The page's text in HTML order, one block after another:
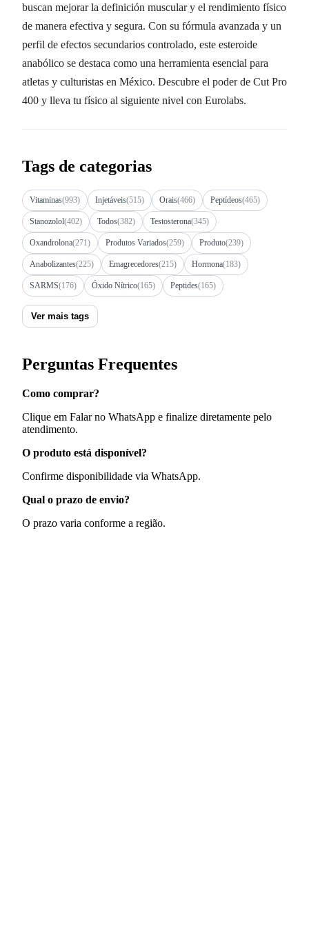
buscan mejorar la definición muscular y el rendimiento físico
de manera efectiva y segura. Con su fórmula avanzada y un
perfil de efectos secundarios controlado, este esteroide
anabólico se destaca como una herramienta esencial para
atletas y culturistas en México. Descubre el poder de Cut Pro
400 y lleva tu físico al siguiente nivel con Eurolabs.
Tags de categorias
Vitaminas(993) Injetáveis(515) Orais(466) Peptídeos(465)
Stanozolol(402) Todos(382) Testosterona(345)
Oxandrolona(271) Produtos Variados(259) Produto(239)
Anabolizantes(225) Emagrecedores(215) Hormona(183)
SARMS(176) Óxido Nítrico(165) Peptides(165)
Ver mais tags
Perguntas Frequentes
Como comprar?
Clique em Falar no WhatsApp e finalize diretamente pelo
atendimento.
O produto está disponível?
Confirme disponibilidade via WhatsApp.
Qual o prazo de envio?
O prazo varia conforme a região.